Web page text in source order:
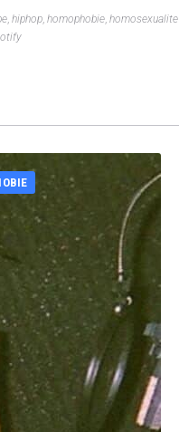
, hiphop, homophobie, homosexualite